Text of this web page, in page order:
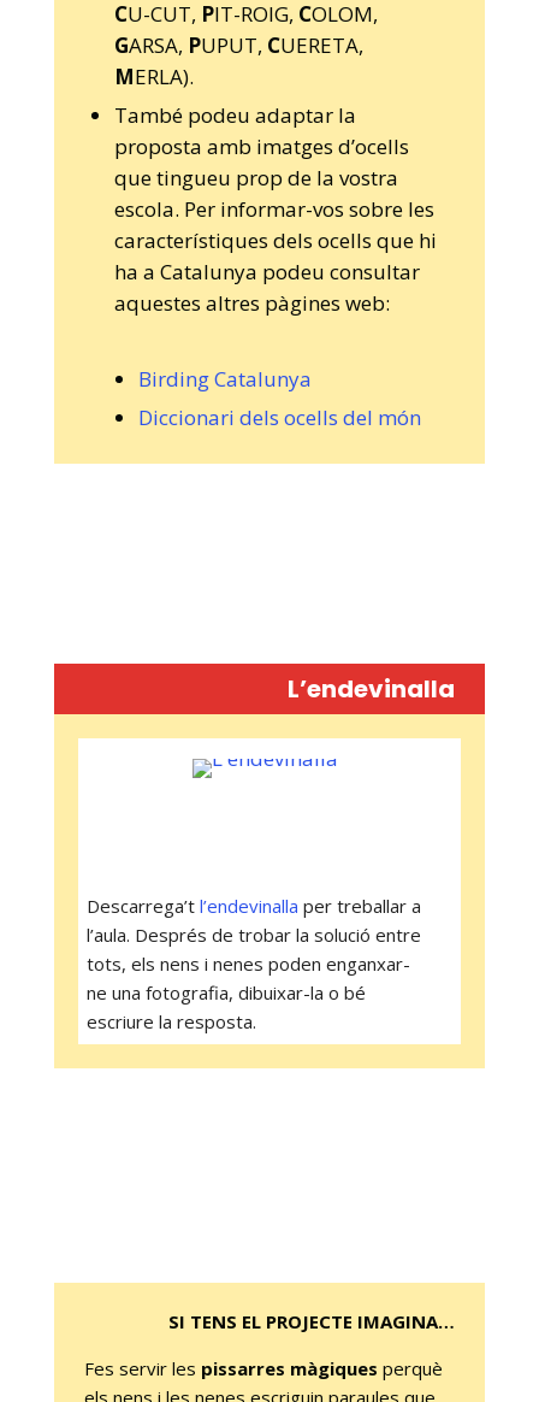
CU-CUT, PIT-ROIG, COLOM,
GARSA, PUPUT, CUERETA,
MERLA).
També podeu adaptar la
proposta amb imatges d’ocells
que tingueu prop de la vostra
escola. Per informar-vos sobre les
característiques dels ocells que hi
ha a Catalunya podeu consultar
aquestes altres pàgines web:
Birding Catalunya
Diccionari dels ocells del món
L’endevinalla
Descarrega’t l’endevinalla per treballar a
l’aula. Després de trobar la solució entre
tots, els nens i nenes poden enganxar-
ne una fotografia, dibuixar-la o bé
escriure la resposta.
SI TENS EL PROJECTE IMAGINA…
Fes servir les pissarres màgiques perquè
els nens i les nenes escriguin paraules que